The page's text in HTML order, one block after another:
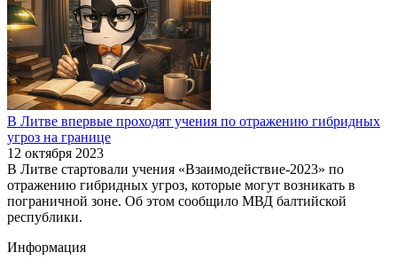
В Литве впервые проходят учения по отражению гибридных
угроз на границе
12 октября 2023
В Литве стартовали учения «Взаимодействие-2023» по
отражению гибридных угроз, которые могут возникать в
пограничной зоне. Об этом сообщило МВД балтийской
республики.
Информация